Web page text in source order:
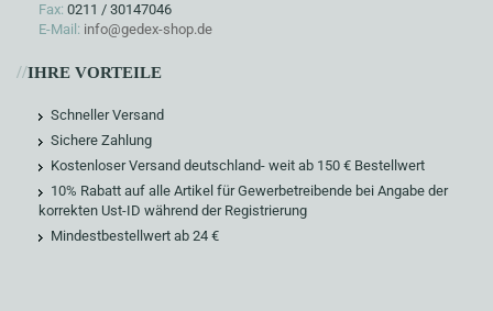
Fax: 0211 / 30147046
E-Mail: info@gedex-shop.de
//IHRE VORTEILE
Schneller Versand
Sichere Zahlung
Kostenloser Versand deutschland- weit ab 150 € Bestellwert
10% Rabatt auf alle Artikel für Gewerbetreibende bei Angabe der
korrekten Ust-ID während der Registrierung
Mindestbestellwert ab 24 €